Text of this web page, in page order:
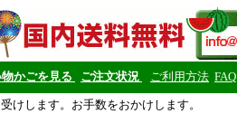
かごを見る ご注文状況 ご利用方法 FAQ
けします。お手数をおかけします。